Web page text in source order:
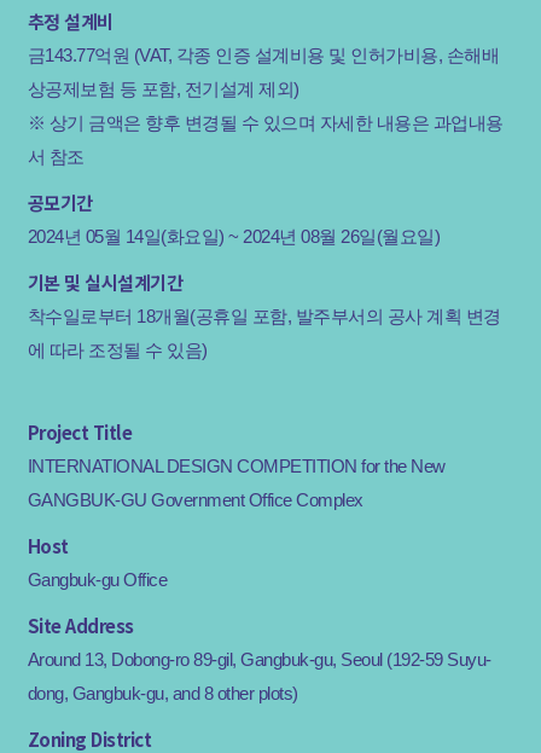
추정 설계비
금143.77억원 (VAT, 각종 인증 설계비용 및 인허가비용, 손해배
상공제보험 등 포함, 전기설계 제외)
※ 상기 금액은 향후 변경될 수 있으며 자세한 내용은 과업내용
서 참조
공모기간
2024년 05월 14일(화요일) ~ 2024년 08월 26일(월요일)
기본 및 실시설계기간
착수일로부터 18개월(공휴일 포함, 발주부서의 공사 계획 변경
에 따라 조정될 수 있음)
Project Title
INTERNATIONAL DESIGN COMPETITION for the New
GANGBUK-GU Government Office Complex
Host
Gangbuk-gu Office
Site Address
Around 13, Dobong-ro 89-gil, Gangbuk-gu, Seoul (192-59 Suyu-
dong, Gangbuk-gu, and 8 other plots)
Zoning District